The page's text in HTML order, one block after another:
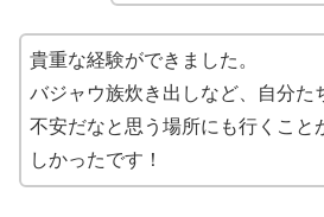
貴重な経験ができました。
バジャウ族炊き出しなど、自分た
不安だなと思う場所にも行くこと
しかったです！